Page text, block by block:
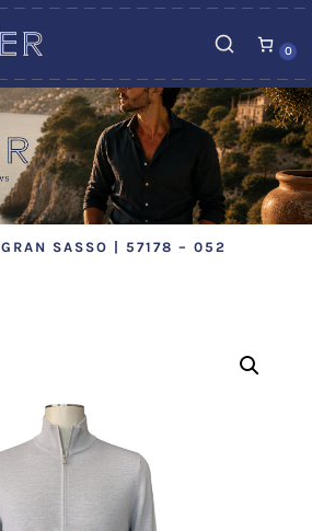
0
GRAN SASSO | 57178 – 052